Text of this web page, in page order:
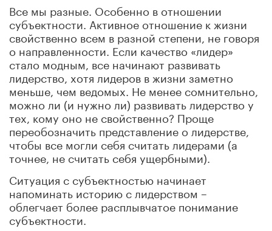
Все мы разные. Особенно в отношении
субъектности. Активное отношение к жизни
свойственно всем в разной степени, не говоря
о направленности. Если качество «лидер»
стало модным, все начинают развивать
лидерство, хотя лидеров в жизни заметно
меньше, чем ведомых. Не менее сомнительно,
можно ли (и нужно ли) развивать лидерство у
тех, кому оно не свойственно? Проще
переобозначить представление о лидерстве,
чтобы все могли себя считать лидерами (а
точнее, не считать себя ущербными).
Ситуация с субъектностью начинает
напоминать историю с лидерством –
облегчает более расплывчатое понимание
субъектности.